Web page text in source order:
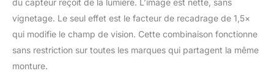
vignetage. Le seul effet est le facteur de recadrage de 1,5×
qui modifie le champ de vision. Cette combinaison fonctionne
sans restriction sur toutes les marques qui partagent la même
monture.